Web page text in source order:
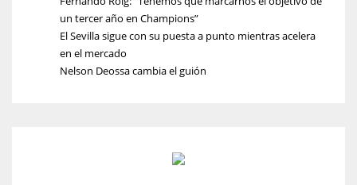
un tercer año en Champions”
El Sevilla sigue con su puesta a punto mientras acelera
en el mercado
Nelson Deossa cambia el guión